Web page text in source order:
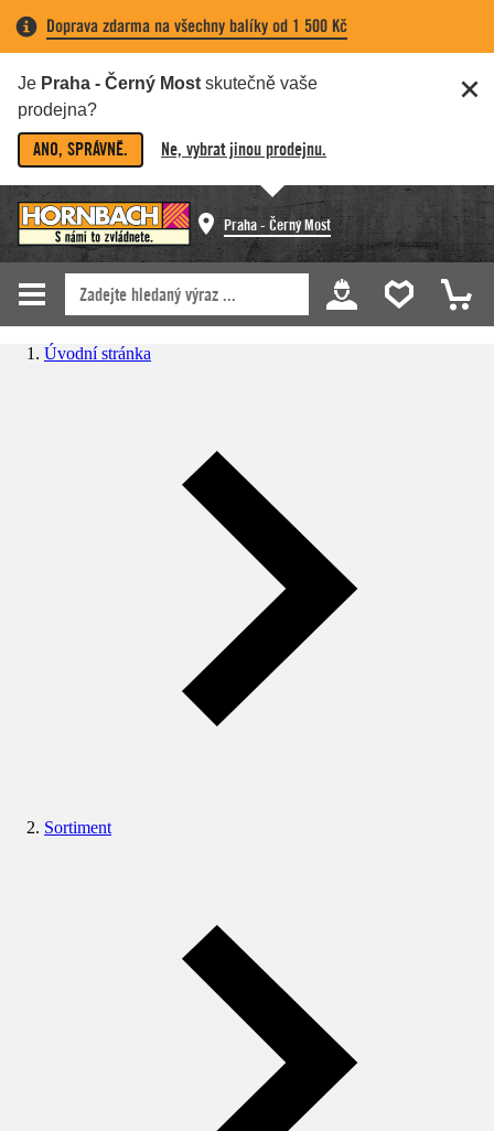
Doprava zdarma na všechny balíky od 1 500 Kč
Je Praha - Černý Most skutečně vaše
prodejna?
ANO, SPRÁVNĚ. Ne, vybrat jinou prodejnu.
Praha - Černý Most
Úvodní stránka
Sortiment